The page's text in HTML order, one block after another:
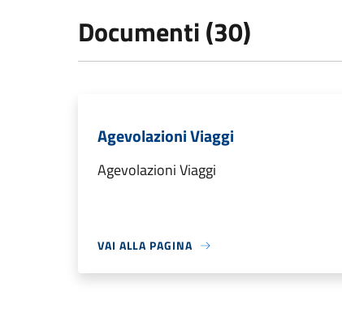
Documenti (30)
Agevolazioni Viaggi
Agevolazioni Viaggi
VAI ALLA PAGINA